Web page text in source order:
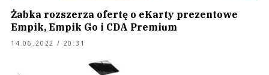
Żabka rozszerza ofertę o eKarty prezentowe
Empik, Empik Go i CDA Premium
14.06.2022 / 20:31